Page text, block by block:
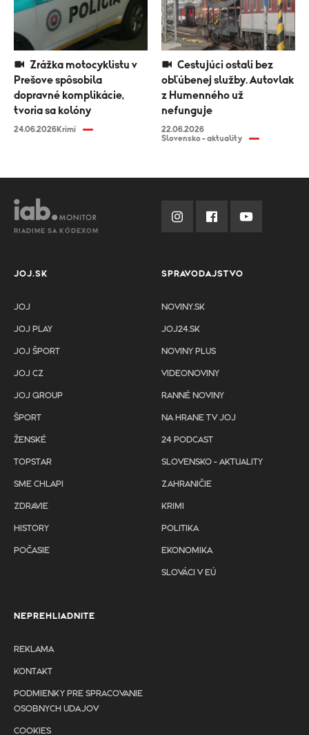
Prešove spôsobila
dopravné komplikácie,
tvoria sa kolóny
24.06.2026Krimi
obľúbenej služby. Autovlak
z Humenného už
nefunguje
22.06.2026
Slovensko - aktuality
RIADIME SA KÓDEXOM
JOJ.SK
JOJ
JOJ PLAY
JOJ ŠPORT
JOJ CZ
JOJ GROUP
ŠPORT
ŽENSKÉ
TOPSTAR
SME CHLAPI
ZDRAVIE
HISTORY
POČASIE
SPRAVODAJSTVO
NOVINY.SK
JOJ24.SK
NOVINY PLUS
VIDEONOVINY
RANNÉ NOVINY
NA HRANE TV JOJ
24 PODCAST
SLOVENSKO - AKTUALITY
ZAHRANIČIE
KRIMI
POLITIKA
EKONOMIKA
SLOVÁCI V EÚ
NEPREHLIADNITE
REKLAMA
KONTAKT
PODMIENKY PRE SPRACOVANIE
OSOBNYCH UDAJOV
COOKIES